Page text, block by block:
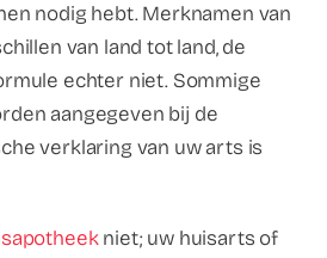
nodig hebt. Merknamen van
van land tot land, de
echter niet. Sommige
aangegeven bij de
verklaring van uw arts is
niet; uw huisarts of